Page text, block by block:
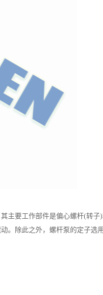
主要工作部件是偏心螺杆(转
。除此之外，螺杆泵的定子